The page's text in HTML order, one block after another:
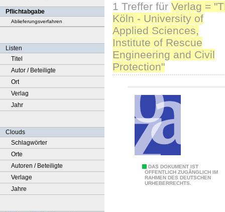
Pflichtabgabe
Ablieferungsverfahren
Listen
Titel
Autor / Beteiligte
Ort
Verlag
Jahr
Clouds
Schlagwörter
Orte
Autoren / Beteiligte
Verlage
Jahre
1 Treffer für Verlag =
Köln - University of
Applied Sciences,
Institute of Rescue
Engineering and Civil
Protection"
DAS DOKUMENT IST
ÖFFENTLICH ZUGÄNGLICH IM
RAHMEN DES DEUTSCHEN
URHEBERRECHTS.